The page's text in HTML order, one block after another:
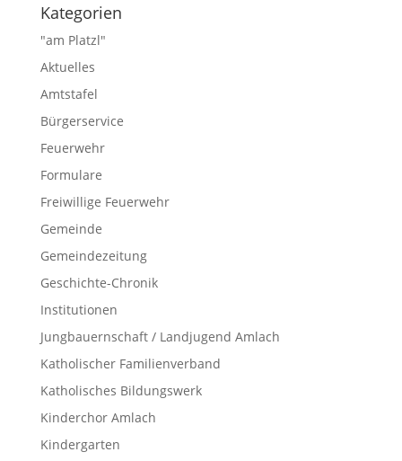
Kategorien
"am Platzl"
Aktuelles
Amtstafel
Bürgerservice
Feuerwehr
Formulare
Freiwillige Feuerwehr
Gemeinde
Gemeindezeitung
Geschichte-Chronik
Institutionen
Jungbauernschaft / Landjugend Amlach
Katholischer Familienverband
Katholisches Bildungswerk
Kinderchor Amlach
Kindergarten